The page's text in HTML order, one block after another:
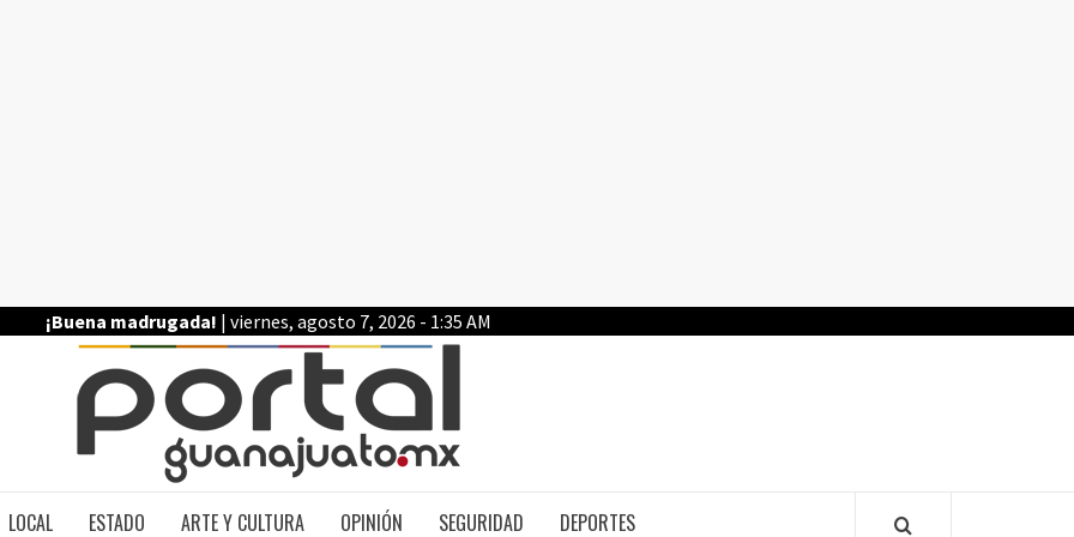
¡Buena madrugada! | viernes, agosto 7, 2026 - 1:35 AM
LOCAL ESTADO ARTE Y CULTURA OPINIÓN SEGURIDAD DEPORTES